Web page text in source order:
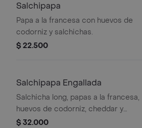
Salchipapa
Papa a la francesa con huevos de
codorniz y salchichas.
$ 22.500
Salchipapa Engallada
Salchicha long, papas a la francesa,
huevos de codorniz, cheddar y
tocineta.
$ 32.000